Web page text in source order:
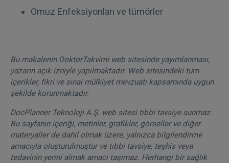
Omuz Enfeksiyonları ve tümörler
Bu makalenin DoktorTakvimi web sitesinde yayımlanması,
yazarın açık izniyle yapılmaktadır. Web sitesindeki tüm
içerikler, fikri ve sınai mülkiyet mevzuatı kapsamında uygun
şekilde korunmaktadır.
DocPlanner Teknoloji A.Ş. web sitesi tıbbi tavsiye sunmaz.
Bu sayfanın içeriği, metinler, grafikler, görseller ve diğer
materyaller de dahil olmak üzere, yalnızca bilgilendirme
amacıyla oluşturulmuştur ve tıbbi tavsiye, teşhis veya
tedavinin yerini almak amacı taşımaz. Herhangi bir sağlık